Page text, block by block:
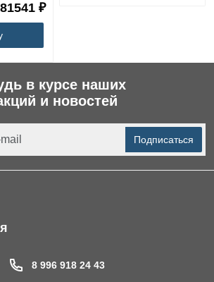
81541 ₽
в курсе наших
и новостей
Подписаться
воды
8 996 918 24 43